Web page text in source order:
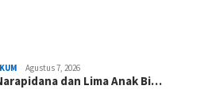
Agustus 7, 2026
dan Lima Anak Bi…